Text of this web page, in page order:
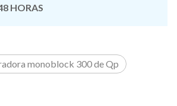
HORAS
monoblock 300 de Qp